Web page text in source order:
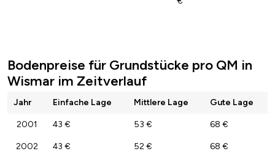
Bodenpreise für Grundstücke pro QM in
Wismar im Zeitverlauf
Jahr Einfache Lage Mittlere Lage Gute Lage
2001 43 € 53 € 68 €
2002 43 € 52 € 68 €